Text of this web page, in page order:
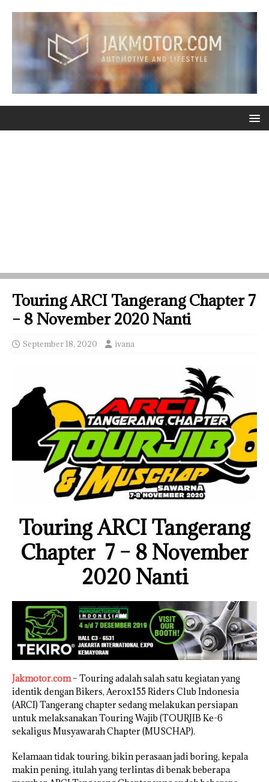
Touring ARCI Tangerang Chapter 7
– 8 November 2020 Nanti
September 18, 2020 ivana
Touring ARCI Tangerang
Chapter 7 – 8 November
2020 Nanti
Jakmotor.com– Touring adalah salah satu kegiatan yang
identik dengan Bikers, Aerox155 Riders Club Indonesia
(ARCI) Tangerang chapter sedang melakukan persiapan
untuk melaksanakan Touring Wajib (TOURJIB Ke-6
sekaligus Musyawarah Chapter (MUSCHAP).
Kelamaan tidak touring, bikin perasaan jadi boring, kepala
makin pening, itulah yang terlintas di benak beberapa